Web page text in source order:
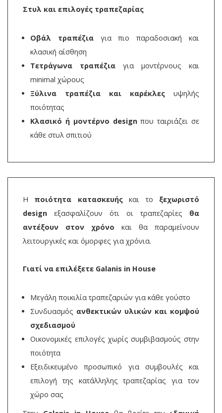
Στυλ και επιλογές τραπεζαρίας
Οβάλ τραπέζιαγια πιο παραδοσιακή και
κλασική αίσθηση
Τετράγωνα τραπέζια για μοντέρνους και
minimal χώρους
Ξύλινα τραπέζια και καρέκλες υψηλής
ποιότητας
Κλασικό ή μοντέρνο designπου ταιριάζει σε
κάθε στυλ σπιτιού
Η ποιότητα κατασκευήςκαι το ξεχωριστό
design εξασφαλίζουν ότι οι τραπεζαρίες θα
αντέξουν στον χρόνο και θα παραμείνουν
λειτουργικές και όμορφες για χρόνια.
Γιατί να επιλέξετε Galanis in House
Μεγάλη ποικιλία τραπεζαριών για κάθε γούστο
Συνδυασμός ανθεκτικών υλικών και κομψού
σχεδιασμού
Οικονομικές επιλογές χωρίς συμβιβασμούς στην
ποιότητα
Εξειδικευμένο προσωπικό για συμβουλές και
επιλογή της κατάλληλης τραπεζαρίας για τον
χώρο σας